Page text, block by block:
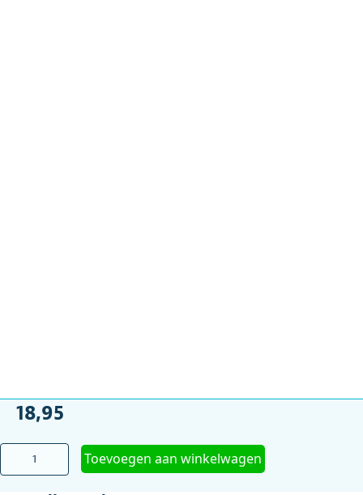
18,95
Hygiëne
opvangzak
Toevoegen aan winkelwagen